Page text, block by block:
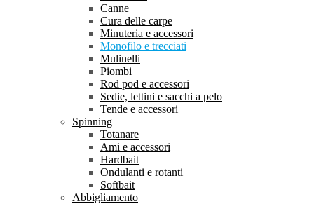
Canne
Cura delle carpe
Minuteria e accessori
Monofilo e trecciati
Mulinelli
Piombi
Rod pod e accessori
Sedie, lettini e sacchi a pelo
Tende e accessori
Spinning
Totanare
Ami e accessori
Hardbait
Ondulanti e rotanti
Softbait
Abbigliamento